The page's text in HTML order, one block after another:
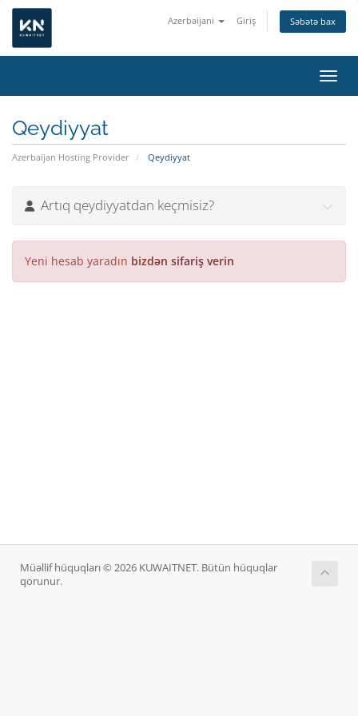
Azerbaijani Giriş Səbətə bax
Qeydiyyat
Azerbaijan Hosting Provider Qeydiyyat
Artıq qeydiyyatdan keçmisiz?
Yeni hesab yaradın bizdən sifariş verin
Müəllif hüquqları © 2026 KUWAITNET. Bütün hüquqlar
qorunur.